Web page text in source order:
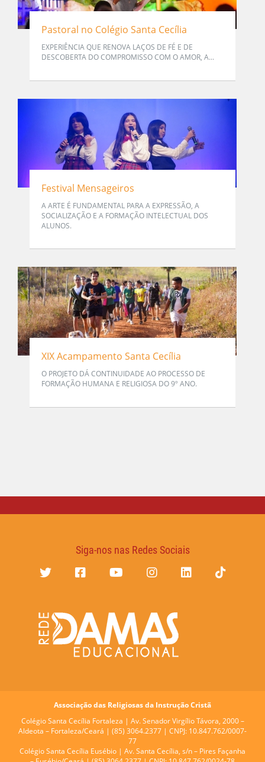
Pastoral no Colégio Santa Cecília
EXPERIÊNCIA QUE RENOVA LAÇOS DE FÉ E DE
DESCOBERTA DO COMPROMISSO COM O AMOR, A...
Festival Mensageiros
A ARTE É FUNDAMENTAL PARA A EXPRESSÃO, A
SOCIALIZAÇÃO E A FORMAÇÃO INTELECTUAL DOS
ALUNOS.
XIX Acampamento Santa Cecília
O PROJETO DÁ CONTINUIDADE AO PROCESSO DE
FORMAÇÃO HUMANA E RELIGIOSA DO 9º ANO.
Siga-nos nas Redes Sociais
Associação das Religiosas da Instrução Cristã
Colégio Santa Cecília Fortaleza | Av. Senador Virgílio Távora, 2000 –
Aldeota – Fortaleza/Ceará | (85) 3064.2377 | CNPJ: 10.847.762/0007-
77
Colégio Santa Cecília Eusébio | Av. Santa Cecília, s/n – Pires Façanha